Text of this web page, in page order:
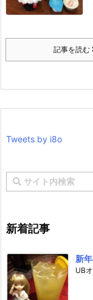
記事を読む
Tweets by i8o
新着記事
新
UB